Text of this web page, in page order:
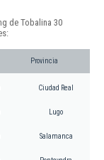
de Tobalina 30
Provincia
Ciudad Real
Lugo
Salamanca